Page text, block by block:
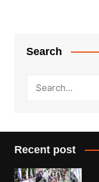
Search
Recent post